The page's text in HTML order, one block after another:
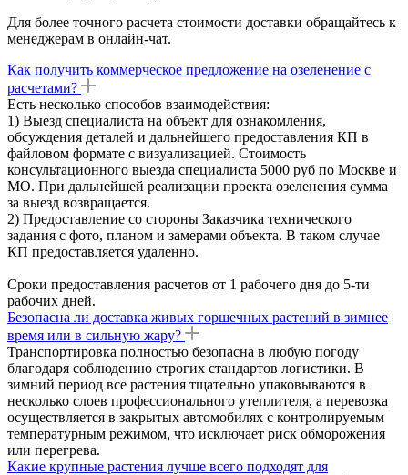
Для более точного расчета стоимости доставки обращайтесь к
менеджерам в онлайн-чат.
Как получить коммерческое предложение на озеленение с
расчетами?
Есть несколько способов взаимодействия:
1) Выезд специалиста на объект для ознакомления,
обсуждения деталей и дальнейшего предоставления КП в
файловом формате с визуализацией. Стоимость
консультационного выезда специалиста 5000 руб по Москве и
МО. При дальнейшей реализации проекта озеленения сумма
за выезд возвращается.
2) Предоставление со стороны Заказчика технического
задания с фото, планом и замерами объекта. В таком случае
КП предоставляется удаленно.
Сроки предоставления расчетов от 1 рабочего дня до 5-ти
рабочих дней.
Безопасна ли доставка живых горшечных растений в зимнее
время или в сильную жару?
Транспортировка полностью безопасна в любую погоду
благодаря соблюдению строгих стандартов логистики. В
зимний период все растения тщательно упаковываются в
несколько слоев профессионального утеплителя, а перевозка
осуществляется в закрытых автомобилях с контролируемым
температурным режимом, что исключает риск обморожения
или перегрева.
Какие крупные растения лучше всего подходят для